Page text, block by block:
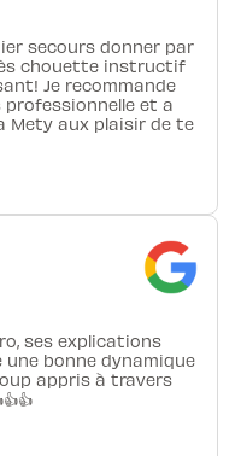
secours donner par
chouette instructif
Je recommande
et a
Mety aux plaisir de te
ses explications
bonne dynamique
appris à travers